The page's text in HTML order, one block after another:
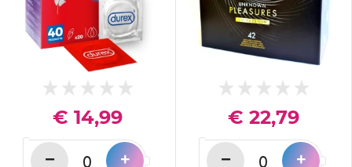
€ 14,99
− +
€ 22,79
− +